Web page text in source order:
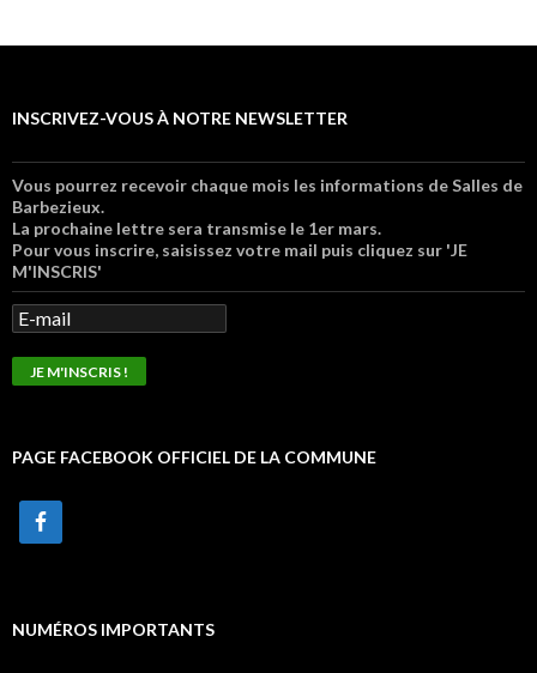
INSCRIVEZ-VOUS À NOTRE NEWSLETTER
Vous pourrez recevoir chaque mois les informations de Salles de
Barbezieux.
La prochaine lettre sera transmise le 1er mars.
Pour vous inscrire, saisissez votre mail puis cliquez sur 'JE
M'INSCRIS'
PAGE FACEBOOK OFFICIEL DE LA COMMUNE
NUMÉROS IMPORTANTS